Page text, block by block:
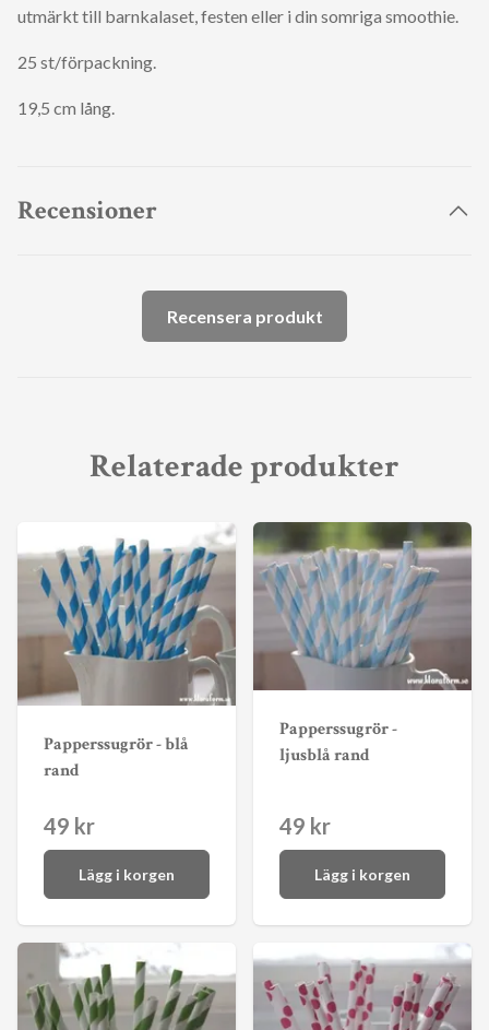
utmärkt till barnkalaset, festen eller i din somriga smoothie.
25 st/förpackning.
19,5 cm lång.
Recensioner
Recensera produkt
Relaterade produkter
Papperssugrör - blå
rand
49 kr
Lägg i korgen
Papperssugrör -
ljusblå rand
49 kr
Lägg i korgen